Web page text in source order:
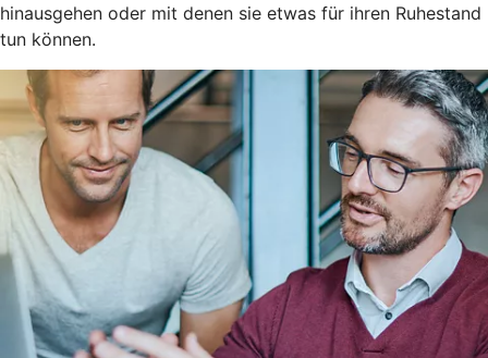
hinausgehen oder mit denen sie etwas für ihren Ruhestand
tun können.